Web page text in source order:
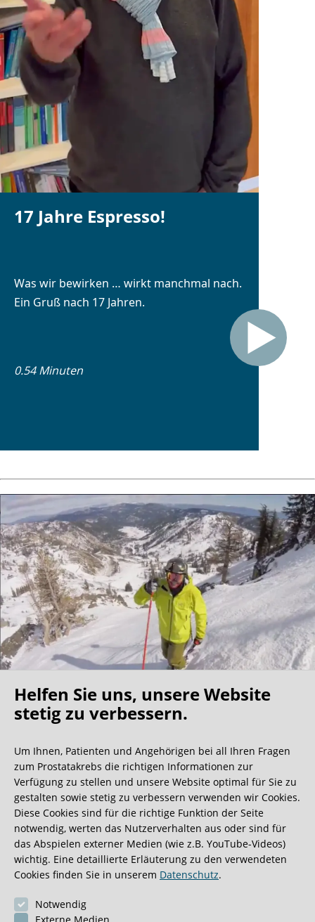
17 Jahre Espresso!
Was wir bewirken … wirkt manchmal nach.
Ein Gruß nach 17 Jahren.
0.54 Minuten
Oh what a ride!
Wir bekommen ja viele tolle Gästebucheinträge,
aber dieser ist doch sehr ungewöhnlich.
0:40 Minuten
Helfen Sie uns, unsere Website
stetig zu verbessern.
Um Ihnen, Patienten und Angehörigen bei all Ihren Fragen
zum Prostatakrebs die richtigen Informationen zur
Verfügung zu stellen und unsere Website optimal für Sie zu
gestalten sowie stetig zu verbessern verwenden wir Cookies.
Diese Cookies sind für die richtige Funktion der Seite
notwendig, werten das Nutzerverhalten aus oder sind für
das Abspielen externer Medien (wie z.B. YouTube-Videos)
wichtig. Eine detaillierte Erläuterung zu den verwendeten
Cookies finden Sie in unserem Datenschutz.
Notwendig